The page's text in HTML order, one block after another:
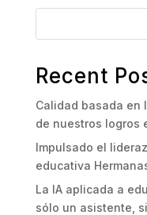
Recent
Calidad basada en
de nuestros logros
Impulsado el
educativa
La IA aplicada a
sólo un asistente,